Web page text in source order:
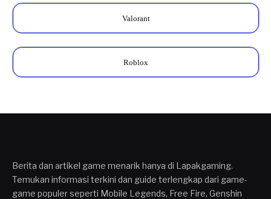
Valorant
Roblox
Berita dan artikel game menarik hanya di Lapakgaming.
Temukan informasi terkini dan guide terlengkap dari game-
game populer seperti Mobile Legends, Free Fire, Genshin